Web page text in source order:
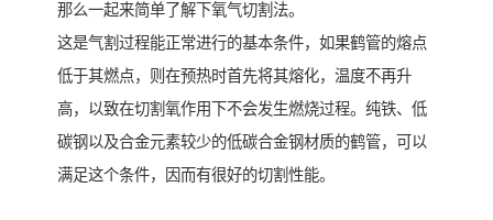
那么一起来简单了解下氧气切割法。
这是气割过程能正常进行的基本条件，如果鹤管的熔点
低于其燃点，则在预热时首先将其熔化，温度不再升
高，以致在切割氧作用下不会发生燃烧过程。纯铁、低
碳钢以及合金元素较少的低碳合金钢材质的鹤管，可以
满足这个条件，因而有很好的切割性能。